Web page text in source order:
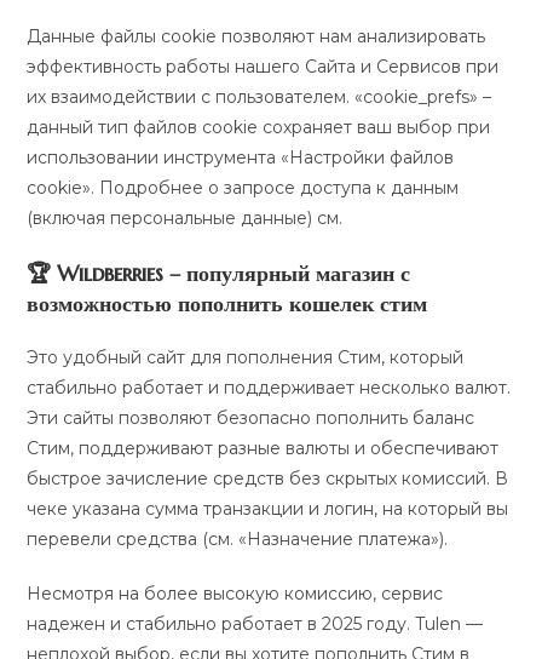
Данные файлы cookie позволяют нам анализировать
эффективность работы нашего Сайта и Сервисов при
их взаимодействии с пользователем. «cookie_prefs» –
данный тип файлов cookie сохраняет ваш выбор при
использовании инструмента «Настройки файлов
cookie». Подробнее о запросе доступа к данным
(включая персональные данные) см.
🏆 Wildberries – популярный магазин с
возможностью пополнить кошелек стим
Это удобный сайт для пополнения Стим, который
стабильно работает и поддерживает несколько валют.
Эти сайты позволяют безопасно пополнить баланс
Стим, поддерживают разные валюты и обеспечивают
быстрое зачисление средств без скрытых комиссий. В
чеке указана сумма транзакции и логин, на который вы
перевели средства (см. «Назначение платежа»).
Несмотря на более высокую комиссию, сервис
надежен и стабильно работает в 2025 году. Tulen —
неплохой выбор, если вы хотите пополнить Стим в